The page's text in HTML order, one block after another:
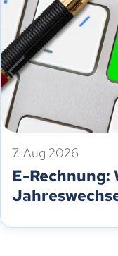
7. Aug 2026
E-Rechnung: